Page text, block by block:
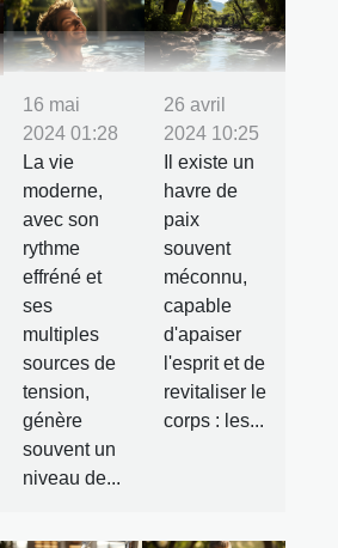
16 mai
2024 01:28
La vie
moderne,
avec son
rythme
effréné et
ses
multiples
sources de
tension,
génère
souvent un
niveau de...
26 avril
2024 10:25
Il existe un
havre de
paix
souvent
méconnu,
capable
d'apaiser
l'esprit et de
revitaliser le
corps : les...